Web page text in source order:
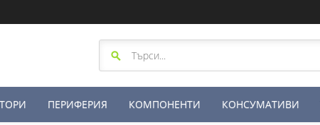
ПЕРИФЕРИЯ КОМПОНЕНТИ КОНСУМАТИВИ